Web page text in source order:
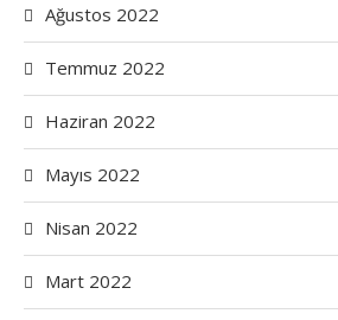
Ağustos 2022
Temmuz 2022
Haziran 2022
Mayıs 2022
Nisan 2022
Mart 2022